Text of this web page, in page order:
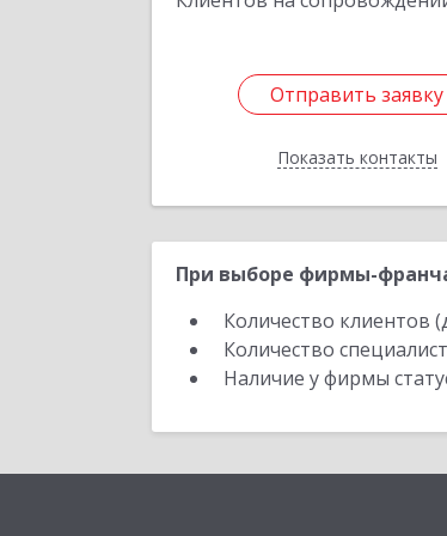
Отправить заявку
Показать контакты
Отправить заявку
Назад
При выборе фирмы-
Количество клиентов
Количество
Наличие у фирмы